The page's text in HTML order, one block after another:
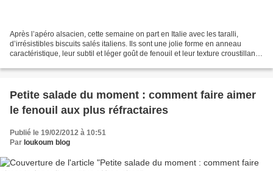
Après l’apéro alsacien, cette semaine on part en Italie avec les taralli,
d’irrésistibles biscuits salés italiens. Ils sont une jolie forme en anneau
caractéristique, leur subtil et léger goût de fenouil et leur texture croustillante
Petite salade du moment : comment faire aimer
le fenouil aux plus réfractaires
Publié le 19/02/2012 à 10:51
Par loukoum blog